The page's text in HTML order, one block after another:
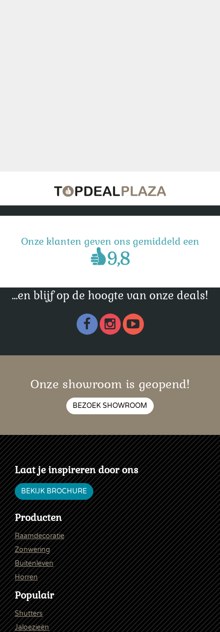
Onze klanten geven ons gemiddeld een
...en blijf op de hoogte van onze deals!
Onze showroom is geopend!
BEZOEK SHOWROOM
Laat je inspireren door ons
BEKIJK BROCHURE
Producten
Raamdecoratie
Zonwering
Buitenleven
Horren
Populair
Shutters
Jaloezieën